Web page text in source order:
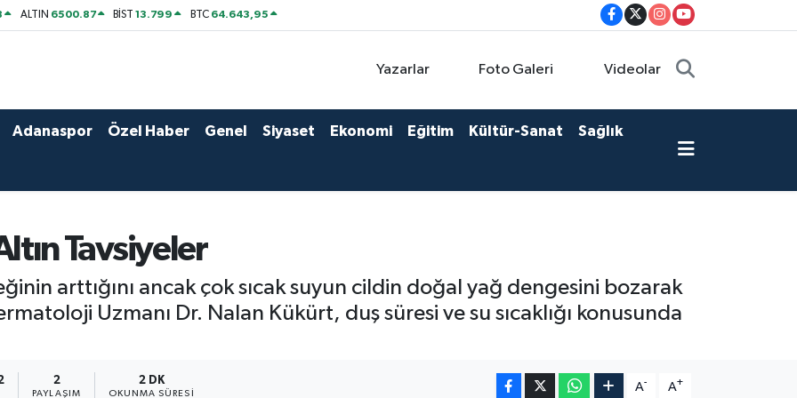
ALTIN 6500.87 BİST13.799 BTC 64.643,95
Yazarlar Foto Galeri Videolar
Adanaspor Özel Haber Genel Siyaset Ekonomi Eğitim Kültür-Sanat Sağlık
Tavsiyeler
arttığını ancak çok sıcak suyun cildin doğal yağ dengesini bozarak
Uzmanı Dr. Nalan Kükürt, duş süresi ve su sıcaklığı konusunda
2
PAYLAŞIM
2 DK
OKUNMA SÜRESI
A- A+